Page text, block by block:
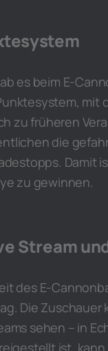
es beim E-
mit
zu früheren
die
Damit
zu gewinnen.
Stream
des E-
Die
sehen – in
ist,